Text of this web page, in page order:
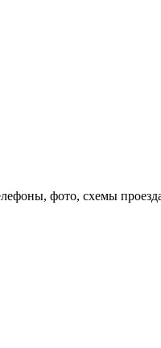
фото, схемы